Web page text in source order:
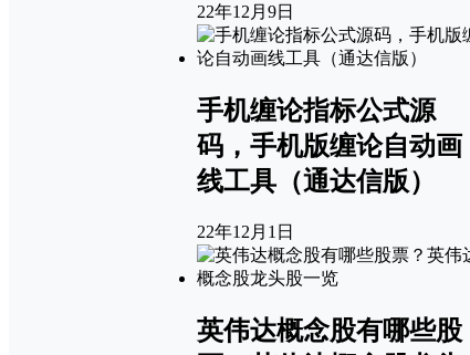
22年12月9日
手机缠论指标公式源
码，手机版缠论自动画
线工具（通达信版）
22年12月1日
英伟达概念股有哪些股